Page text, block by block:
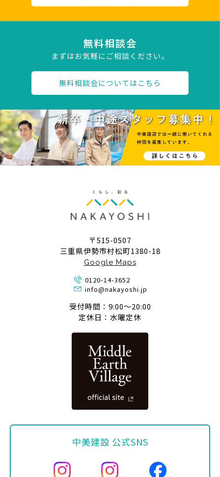
無料相談会
まずはお気軽にご相談ください。
無料相談会についてはこちら
〒515-0507
三重県伊勢市村松町1380-18
Google Maps
0120-14-3652
info@nakayoshi.jp
受付時間：9:00〜20:00
定休日：水曜定休
中美建設 公式SNS